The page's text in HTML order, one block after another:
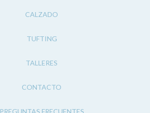
CALZADO
TUFTING
TALLERES
CONTACTO
PREGUNTAS FRECUENTES